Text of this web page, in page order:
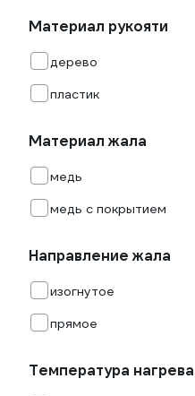
Материал рукояти
дерево
пластик
Материал жала
медь
медь с покрытием
Направление жала
изогнутое
прямое
Температура